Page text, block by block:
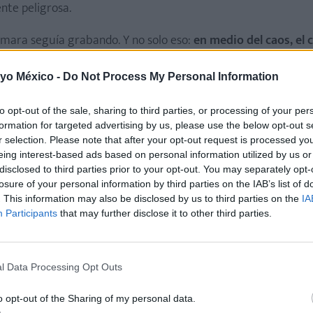
México - Do Not Process My Personal Information
opt-out of the sale, sharing to third parties, or processing of your
for targeted advertising by us, please use the below opt-out
selection. Please note that after your opt-out request is processed
interest-based ads based on personal information utilized by us
to third parties prior to your opt-out. You may separately
of your personal information by third parties on the IAB’s list of
This information may also be disclosed by us to third parties on the
Participants that may further disclose it to other third parties.
Data Processing Opt Outs
opt-out of the Sharing of my personal data.
peligrosa.
seguía grabando. Y no solo eso: en medio del caos, el
se convierte en espectáculo
saben que no es una escena de película. Es
un día entero de contracciones, con una hemorragia
está el límite?